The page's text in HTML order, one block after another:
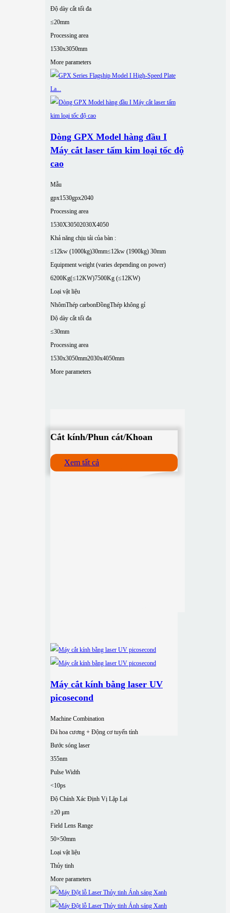
Độ dày cắt tối đa
≤20mm
Processing area
1530x3050mm
More parameters
Dòng GPX Model hàng đầu I
Máy cắt laser tấm kim loại tốc độ
cao
Mẫu
gpx1530gpx2040
Processing area
1530X30502030X4050
Khả năng chịu tải của bàn :
≤12kw (1000kg)30mm≤12kw (1900kg) 30mm
Equipment weight (varies depending on power)
6200Kg(≤12KW)7500Kg (≤12KW)
Loại vật liệu
NhômThép carbonĐồngThép không gỉ
Độ dày cắt tối đa
≤30mm
Processing area
1530x3050mm2030x4050mm
More parameters
Cắt kính/Phun cát/Khoan
Xem tất cả
Máy cắt kính bằng laser UV
picosecond
Machine Combination
Đá hoa cương + Động cơ tuyến tính
Bước sóng laser
355nm
Pulse Width
<10ps
Độ Chính Xác Định Vị Lặp Lại
±20 μm
Field Lens Range
50×50mm
Loại vật liệu
Thủy tinh
More parameters